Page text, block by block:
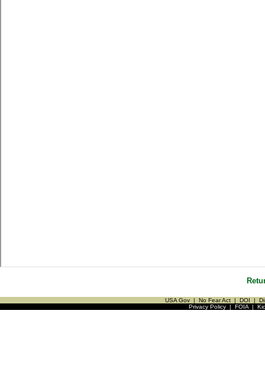
USA Gov | No Fear Act | DOI |
Privacy Policy| FOIA|